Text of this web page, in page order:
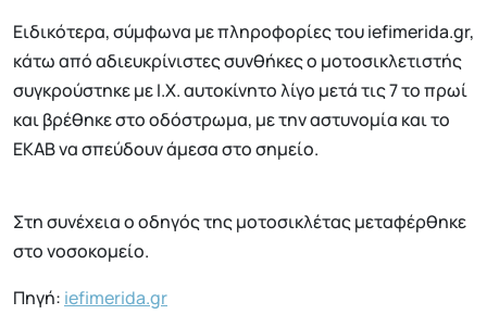
Ειδικότερα, σύμφωνα με πληροφορίες του iefimerida.gr,
κάτω από αδιευκρίνιστες συνθήκες ο μοτοσικλετιστής
συγκρούστηκε με Ι.Χ. αυτοκίνητο λίγο μετά τις 7 το πρωί
και βρέθηκε στο οδόστρωμα, με την αστυνομία και το
ΕΚΑΒ να σπεύδουν άμεσα στο σημείο.
Στη συνέχεια ο οδηγός της μοτοσικλέτας μεταφέρθηκε
στο νοσοκομείο.
Πηγή: iefimerida.gr